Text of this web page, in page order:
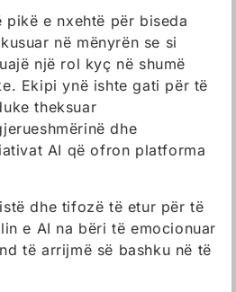
pikë e nxehtë për biseda
në mënyrën se si
një rol kyç në shumë
Ekipi ynë ishte gati për të
theksuar
dhe
AI që ofron platforma
dhe tifozë të etur për të
e AI na bëri të emocionuar
të arrijmë së bashku në të